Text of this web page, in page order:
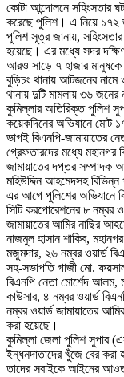
কোটা আন্দোলনে সহিংসতার
করেছে পুলিশ। এ নিয়ে
পুলিশ সূত্র জানায়,
হয়েছে। এর মধ্যে সদর
আরও সাড়ে ৭ হাজার
বুড়িচং থানায় আটজনের নামে
থানায় দুটি মামলায় ৩৬
কুমিল্লার অতিরিক্ত পুলিশ
কয়েকদিনের অভিযানে মোট
ভাগই বিএনপি-জামায়াতের
গ্রেফতারদের মধ্যে মহানগর
জামায়াতের দপ্তর সম্পাদক
মহিউদ্দিন আহমেদসহ বিভিন্ন
এর আগে পুলিশের অভিযানে
সিটি করপোরেশনের ৮ নম্বর
জামায়াতের আমির নাছির
নাজমুল হাসান শাকিব,
মজুমদার, ২৬ নম্বর ওয়ার্ড
সহ-সভাপতি গাজী মো.
বিএনপি নেতা মোর্শেদ
কাউসার, ৪ নম্বর ওয়ার্ড
নম্বর ওয়ার্ড জামায়াতের
করা হয়েছে।
কুমিল্লা জেলা পুলিশ সুপার
ইন্ধনদাতাদের খুঁজে বের
তাদের সবাইকে আইনের